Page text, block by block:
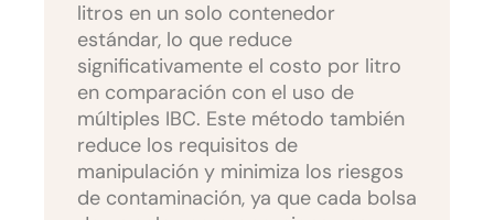
litros en un solo contenedor
estándar, lo que reduce
significativamente el costo por litro
en comparación con el uso de
múltiples IBC. Este método también
reduce los requisitos de
manipulación y minimiza los riesgos
de contaminación, ya que cada bolsa